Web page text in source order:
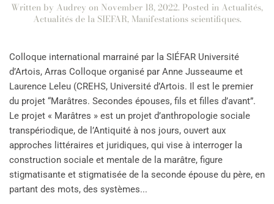
Written by Audrey on November 18, 2022. Posted in Actualités,
Actualités de la SIEFAR, Manifestations scientifiques.
Colloque international marrainé par la SIÉFAR Université
d’Artois, Arras Colloque organisé par Anne Jusseaume et
Laurence Leleu (CREHS, Université d’Artois. Il est le premier
du projet “Marâtres. Secondes épouses, fils et filles d’avant”.
Le projet « Marâtres » est un projet d’anthropologie sociale
transpériodique, de l’Antiquité à nos jours, ouvert aux
approches littéraires et juridiques, qui vise à interroger la
construction sociale et mentale de la marâtre, figure
stigmatisante et stigmatisée de la seconde épouse du père, en
partant des mots, des systèmes...